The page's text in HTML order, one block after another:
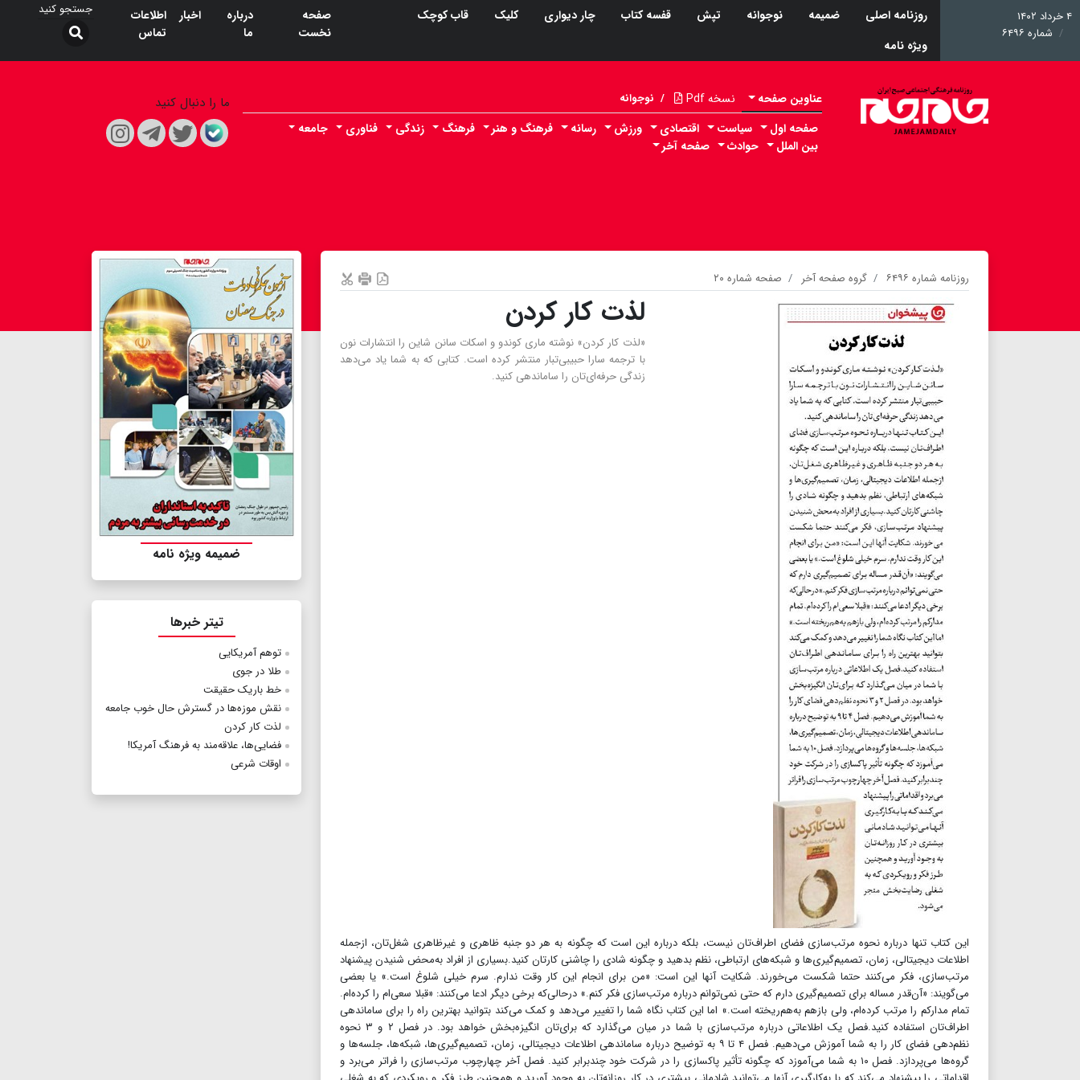
۴ خرداد ۱۴۰۲
شماره ۶۴۹۶
روزنامه اصلی ضمیمه نوجوانه تپش قفسه کتاب چار دیواری کلیک
قاب کوچک
ویژه نامه
صفحه
نخست
درباره
ما
اخبار
اطلاعات
تماس
عناوین صفحه نسخه Pdf / نوجوانه
صفحه اول سیاست اقتصادی ورزش رسانه فرهنگ و هنر فرهنگ زندگی فناوری
جامعه
بین الملل
حوادث صفحه آخر
ما را دنبال کنید
روزنامه شماره ۶۴۹۶ گروه صفحه آخر صفحه شماره ۲۰
لذت کار کردن
«لذت کار کردن» نوشته ماری کوندو و اسکات سانن شاین را انتشارات نون
با ترجمه سارا حبیبی‌تبار منتشر کرده است. کتابی که به شما یاد می‌دهد
زندگی حرفه‌ای‌تان را ساماندهی کنید.
این کتاب تنها درباره نحوه مرتب‌سازی فضای اطراف‌تان نیست، بلکه درباره این است که چگونه به هر دو جنبه ظاهری و غیرظاهری شغل‌تان، ازجمله
اطلاعات دیجیتالی، زمان، تصمیم‌گیری‌ها و شبکه‌های ارتباطی، نظم بدهید و چگونه شادی را چاشنی کارتان کنید.بسیاری از افراد به‌محض شنیدن پیشنهاد
مرتب‌سازی، فکر می‌کنند حتما شکست می‌خورند. شکایت آنها این است: «من برای انجام این کار وقت ندارم. سرم خیلی شلوغ است.» یا بعضی
می‌گویند: «آن‌قدر مساله برای تصمیم‌گیری دارم که حتی نمی‌توانم درباره مرتب‌سازی فکر کنم.» درحالی‌که برخی دیگر ادعا می‌کنند: «قبلا سعی‌ام را کرده‌ام.
تمام مدارکم را مرتب کرده‌ام، ولی بازهم به‌هم‌ریخته است.» اما این کتاب نگاه شما را تغییر می‌دهد و کمک می‌کند بتوانید بهترین راه را برای ساماندهی
اطراف‌تان استفاده کنید.فصل یک اطلاعاتی درباره مرتب‌سازی با شما در میان می‌گذارد که برای‌تان انگیزه‌بخش خواهد بود. در فصل ۲ و ۳ نحوه
نظم‌دهی فضای کار را به شما آموزش می‌دهیم. فصل ۴ تا ۹ به توضیح درباره ساماندهی اطلاعات دیجیتالی، زمان، تصمیم‌گیری‌ها، شبکه‌ها، جلسه‌ها و
گروه‌ها می‌پردازد. فصل ۱۰ به شما می‌آموزد که چگونه تأثیر پاکسازی را در شرکت خود چندبرابر کنید. فصل آخر چهارچوب مرتب‌سازی را فراتر می‌برد و
ضمیمه ویژه نامه
تیتر خبرها
توهم آمریکایی
طلا در جوی
خط باریک حقیقت
نقش موزه‌ها در گسترش حال خوب جامعه
لذت کار کردن
فضایی‌ها، علاقه‌مند به فرهنگ آمریکا!
اوقات شرعی